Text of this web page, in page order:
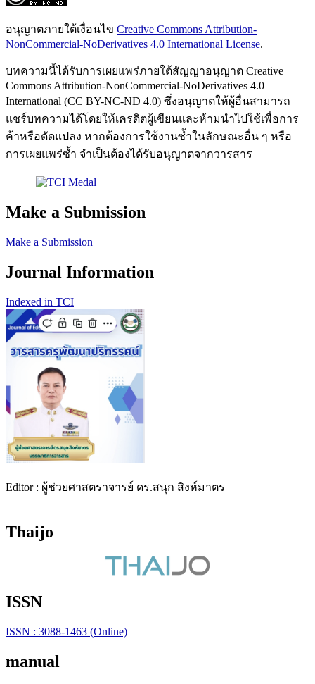
อนุญาตภายใต้เงื่อนไข Creative Commons Attribution-
NonCommercial-NoDerivatives 4.0 International License.
บทความนี้ได้รับการเผยแพร่ภายใต้สัญญาอนุญาต Creative
Commons Attribution-NonCommercial-NoDerivatives 4.0
International (CC BY-NC-ND 4.0) ซึ่งอนุญาตให้ผู้อื่นสามารถ
แชร์บทความได้โดยให้เครดิตผู้เขียนและห้ามนำไปใช้เพื่อการ
ค้าหรือดัดแปลง หากต้องการใช้งานซ้ำในลักษณะอื่น ๆ หรือ
การเผยแพร่ซ้ำ จำเป็นต้องได้รับอนุญาตจากวารสาร
Make a Submission
Make a Submission
Journal Information
Indexed in TCI
Editor : ผู้ช่วยศาสตราจารย์ ดร.สนุก สิงห์มาตร
Thaijo
ISSN
ISSN : 3088-1463 (Online)
manual